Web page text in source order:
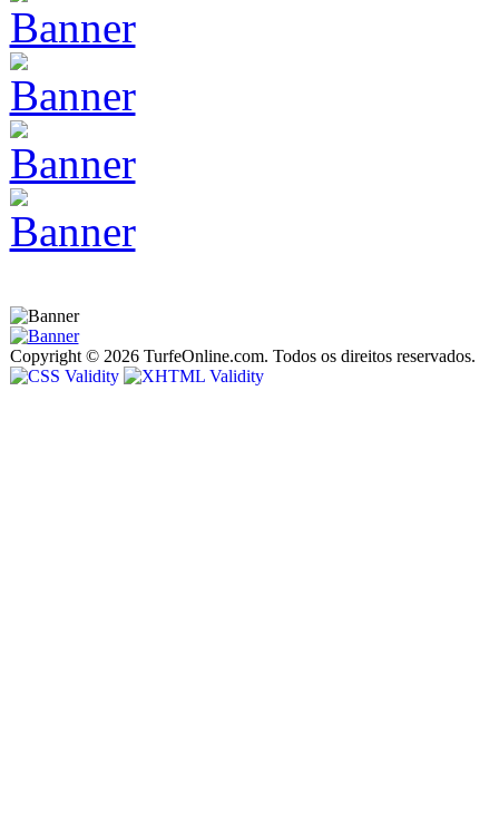
Copyright © 2026 TurfeOnline.com. Todos os direitos reservados.